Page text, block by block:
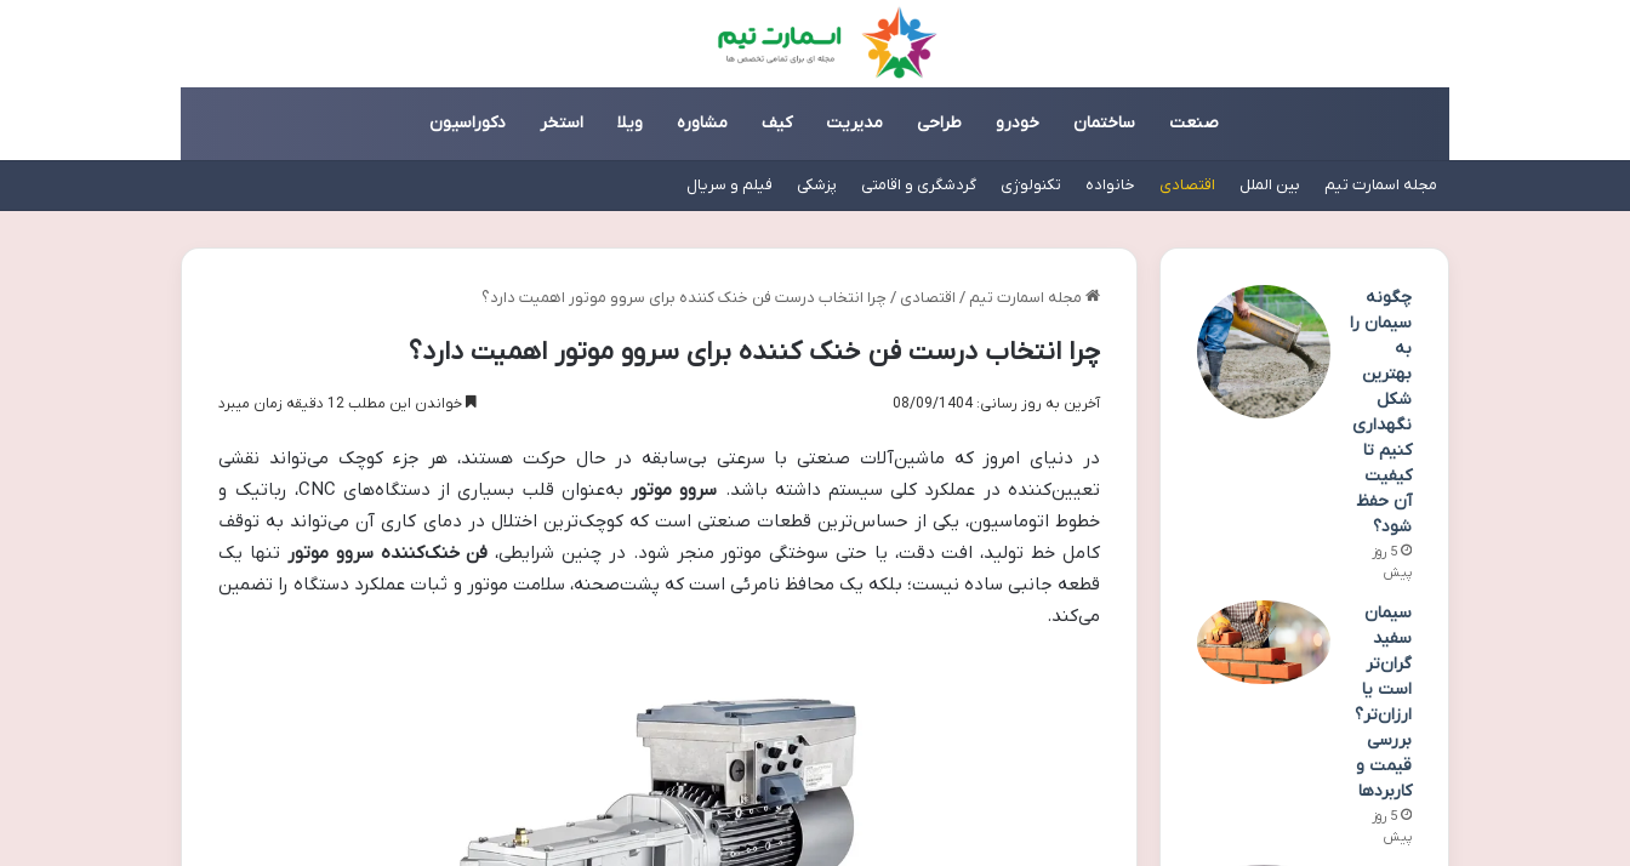
صنعت ساختمان خودرو طراحی مدیریت کیف مشاوره ویلا استخر دکوراسیون
مجله اسمارت تیم بین الملل اقتصادی خانواده تکنولوژی گردشگری و اقامتی پزشکی فیلم و سریال
مجله اسمارت تیم / اقتصادی / چرا انتخاب درست فن خنک کننده برای سروو موتور اهمیت دارد؟
چرا انتخاب درست فن خنک کننده برای سروو موتور اهمیت دارد؟
آخرین به روز رسانی: 08/09/1404 خواندن این مطلب 12 دقیقه زمان میبرد
در دنیای امروز که ماشین‌آلات صنعتی با سرعتی بی‌سابقه در حال حرکت هستند، هر جزء کوچک می‌تواند نقشی
تعیین‌کننده در عملکرد کلی سیستم داشته باشد. سروو موتور
به‌عنوان قلب بسیاری از دستگاه‌های CNC، رباتیک و
خطوط اتوماسیون، یکی از حساس‌ترین قطعات صنعتی است که کوچک‌ترین اختلال در دمای کاری آن می‌تواند به توقف
کامل خط تولید، افت دقت، یا حتی سوختگی موتور منجر شود. در چنین شرایطی، فن خنک‌کننده سروو موتور تنها یک
قطعه جانبی ساده نیست؛ بلکه یک محافظ نامرئی است که پشت‌صحنه، سلامت موتور و ثبات عملکرد دستگاه را تضمین
می‌کند.
چگونه
سیمان را
به
بهترین
شکل
نگهداری
کنیم تا
کیفیت
آن حفظ
شود؟
5 روز
پیش
سیمان
سفید
گران‌تر
است یا
ارزان‌تر؟
بررسی
قیمت و
کاربردها
5 روز
پیش